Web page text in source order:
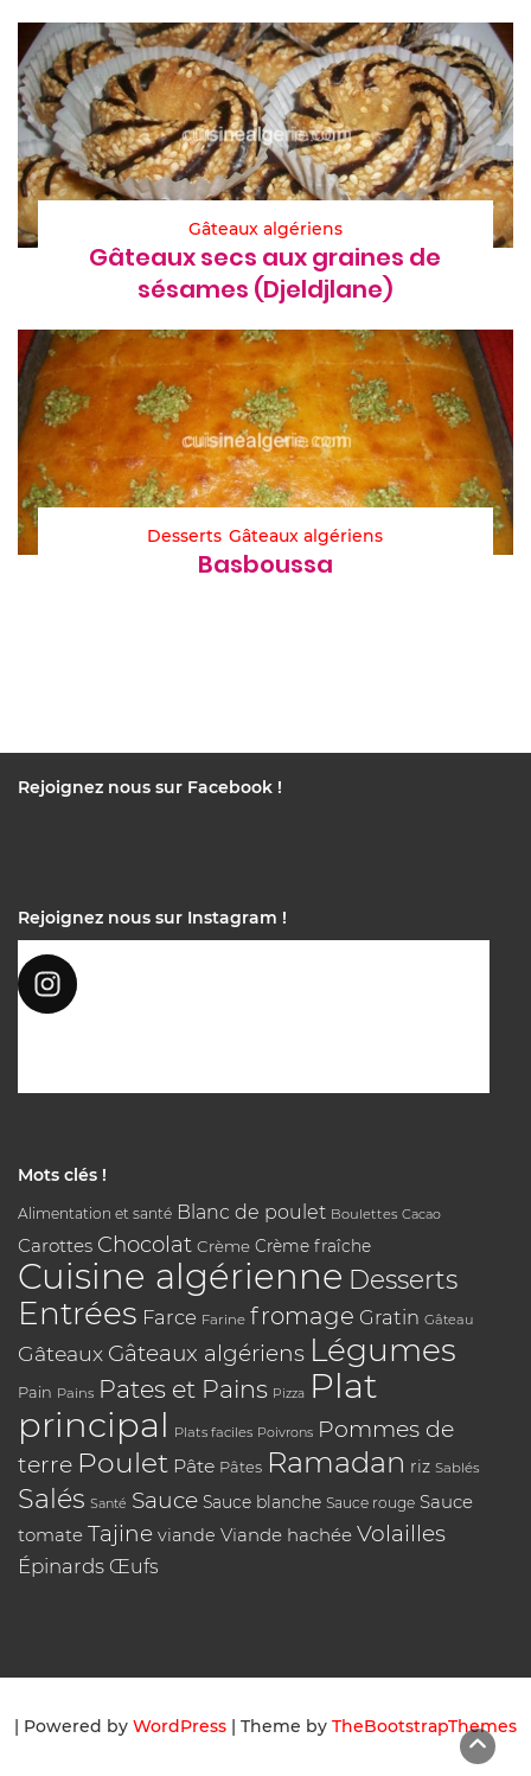
Gâteaux algériens
Gâteaux secs aux graines de
sésames (Djeldjlane)
Desserts Gâteaux algériens
Basboussa
Rejoignez nous sur Facebook !
Rejoignez nous sur Instagram !
Mots clés !
Alimentation et santé Blanc de poulet Boulettes Cacao
Carottes Chocolat Crème Crème fraîche
Cuisine algérienne Desserts
Entrées Farce Farine fromage Gratin Gâteau
Gâteaux Gâteaux algériens Légumes
Pain Pains Pates et Pains Pizza Plat
principal Plats faciles Poivrons Pommes de
terre Poulet Pâte Pâtes Ramadan riz Sablés
Salés Santé Sauce Sauce blanche Sauce rouge Sauce
tomate Tajine viande Viande hachée Volailles
Épinards Œufs
| Powered by WordPress | Theme by TheBootstrapThemes